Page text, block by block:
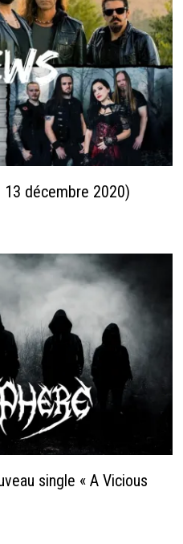
13 décembre 2020)
single « A Vicious